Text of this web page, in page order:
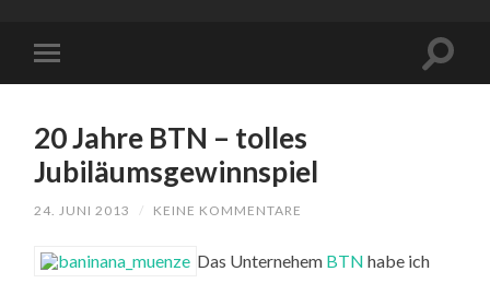
20 Jahre BTN – tolles
Jubiläumsgewinnspiel
24. JUNI 2013 / KEINE KOMMENTARE
Das Unternehem BTN habe ich